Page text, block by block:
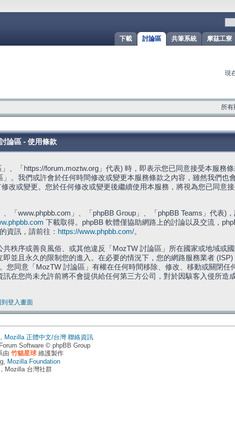
摩茲工寮
共筆系統
討論區
下載
現
所
論區 - 使用條款
、「https://forum.moztw.org」代表) 時，即表示您已同意接受本服務
。我們或許會於任何時間修改或變更本服務條款之內容，雖然我們也
改或變更。您於任何修改或變更後繼續使用本服務，將視為您已同意
「www.phpbb.com」、「phpBB Group」、「phpBB Teams」代表)
下載取得。phpBB 軟體僅協助網路上的討論以及交流，
資訊，請前往： https://www.phpbb.com/。
秩序或善良風俗、或其他違反「MozTW 討論區」所在國家或地域或
並且永久的限制您的進入。在必要的情況下，您的網路服務業者 (ISP)
同意「MozTW 討論區」有權在任何時間移除、修改、移動或關閉任
在您尚未允許前將不會提供給任何第三方公司，對於因駭客入侵所造
到登入畫面
Mozilla 正體中文/台灣 聯絡資訊
Software © phpBB Group
由 竹貓星球維護製作
Mozilla Foundation
Mozilla 台灣社群